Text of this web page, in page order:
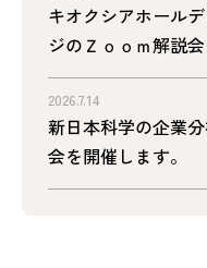
キオクシアホール
ジのＺｏｏｍ解説会
2026.7.14
新日本科学の企業
会を開催します。